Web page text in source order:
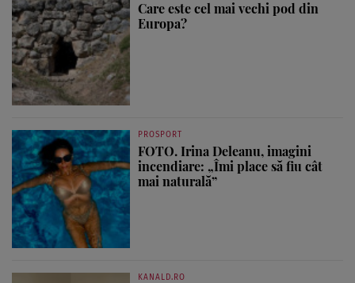
Care este cel mai vechi pod din
Europa?
PROSPORT
FOTO. Irina Deleanu, imagini
incendiare: „Îmi place să fiu cât
mai naturală”
KANALD.RO